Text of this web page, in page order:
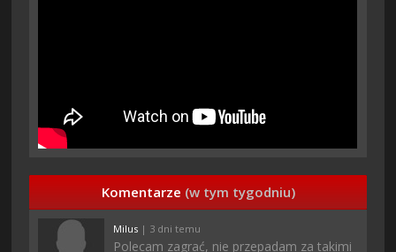
Komentarze (w tym tygodniu)
Milus | 3 dni temu
Polecam zagrać, nie przepadam za takimi